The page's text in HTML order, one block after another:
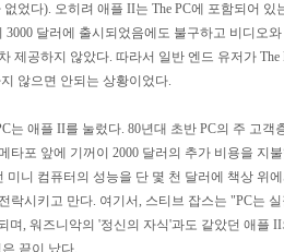
었다). 오히려 애플 II는 The PC에 포함되어
3000 달러에 출시되었음에도 불구하고 비디오
제공하지 않았다. 따라서 일반 엔드 유저가
않으면 안되는 상황이었다.
는 애플 II를 눌렀다. 80년대 초반 PC의 주 고
타포 앞에 기꺼이 2000 달러의 추가 비용을 지
미니 컴퓨터의 성능을 단 몇 천 달러에 책상 위
락시키고 만다. 여기서, 스티브 잡스는 "PC는
며, 워즈니악의 '정신의 자식'과도 같았던 애플
끝이 났다.